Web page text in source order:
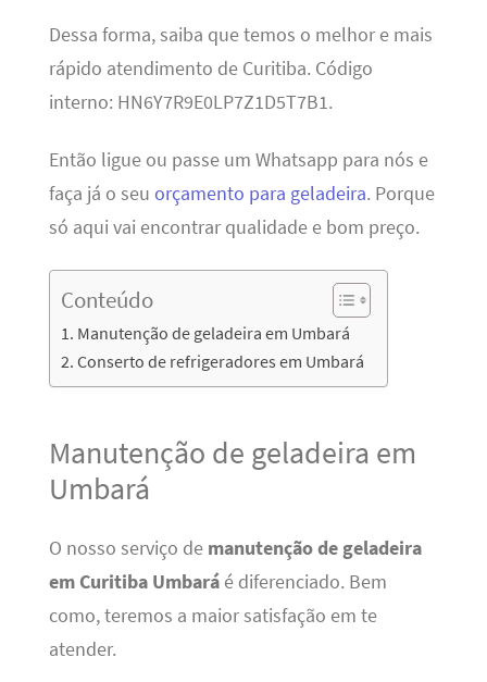
Dessa forma, saiba que temos o melhor e mais
rápido atendimento de Curitiba. Código
interno: HN6Y7R9E0LP7Z1D5T7B1.
Então ligue ou passe um Whatsapp para nós e
faça já o seu orçamento para geladeira. Porque
só aqui vai encontrar qualidade e bom preço.
Conteúdo
Manutenção de geladeira em Umbará
Conserto de refrigeradores em Umbará
Manutenção de geladeira em
Umbará
O nosso serviço de manutenção de geladeira
em Curitiba Umbaráé diferenciado. Bem
como, teremos a maior satisfação em te
atender.